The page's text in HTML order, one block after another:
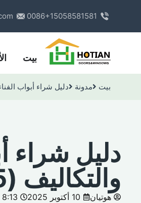
0086+15058581581
بيت
بيت مدونة دليل شراء أبواب الفناء:
دليل شراء
والتكاليف (2025)
هوتيان 10 أكتوبر 2025 8:13 م